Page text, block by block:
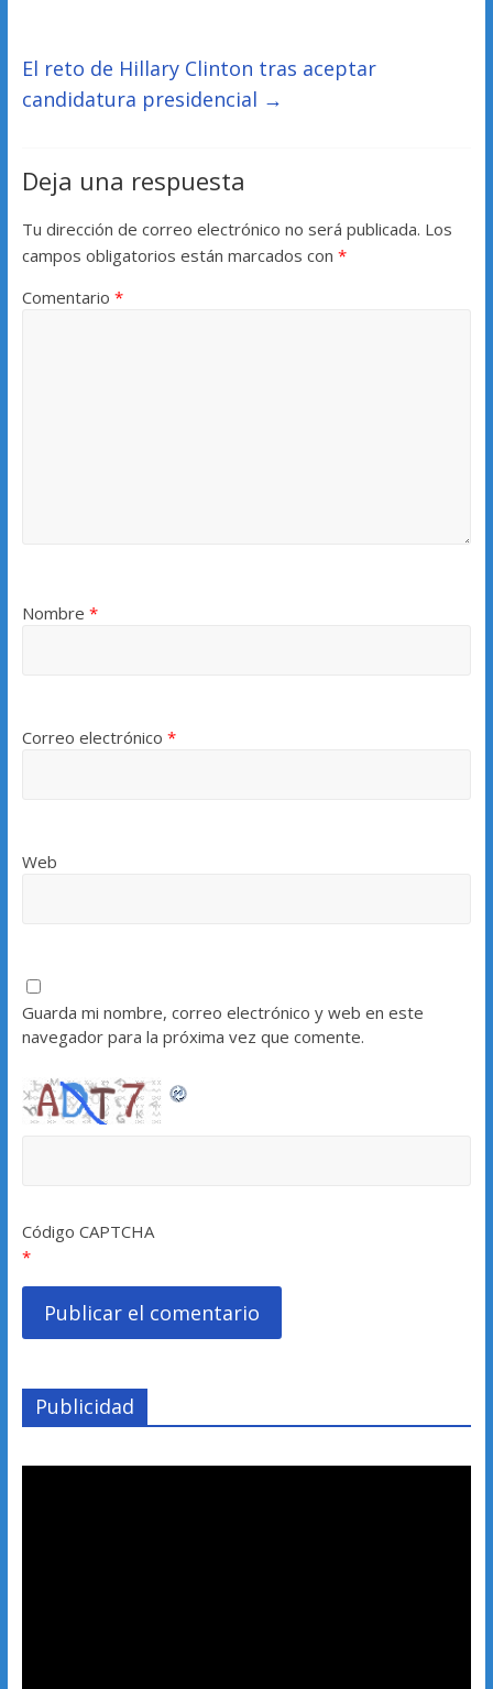
El reto de Hillary Clinton tras aceptar
candidatura presidencial →
Deja una respuesta
Tu dirección de correo electrónico no será publicada. Los
campos obligatorios están marcados con *
Comentario *
Nombre *
Correo electrónico *
Web
Guarda mi nombre, correo electrónico y web en este
navegador para la próxima vez que comente.
Código CAPTCHA
*
Publicidad